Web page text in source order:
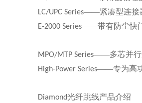
LC/UPC Series——紧凑型连接
E-2000 Series——带有防尘快
MPO/MTP Series——多芯并行
High-Power Series——专为高功
Diamond光纤跳线产品介绍